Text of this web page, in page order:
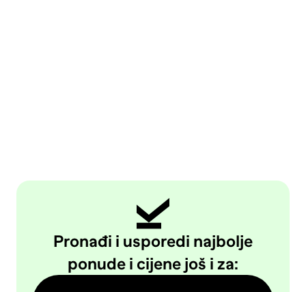
Pronađi i usporedi najbolje
ponude i cijene još i za: